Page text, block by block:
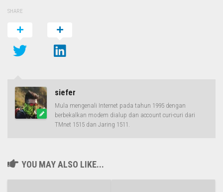
SHARE
siefer
Mula mengenali Internet pada tahun 1995 dengan
berbekalkan modem dialup dan account curi-curi dari
TMnet 1515 dan Jaring 1511.
YOU MAY ALSO LIKE...